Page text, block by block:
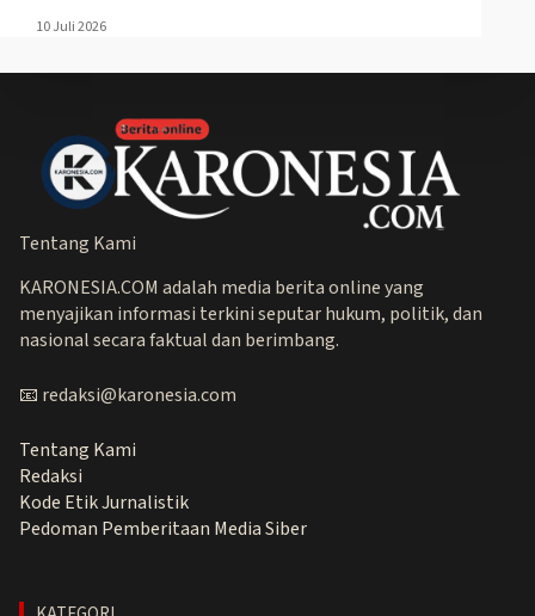
10 Juli 2026
Tentang Kami
KARONESIA.COM adalah media berita online yang
menyajikan informasi terkini seputar hukum, politik, dan
nasional secara faktual dan berimbang.
📧 redaksi@karonesia.com
Tentang Kami
Redaksi
Kode Etik Jurnalistik
Pedoman Pemberitaan Media Siber